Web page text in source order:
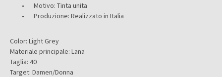
•
Motivo: Tinta unita
•
Produzione: Realizzato in Italia
Color: Light Grey
Materiale principale: Lana
Taglia: 40
Target: Damen/Donna